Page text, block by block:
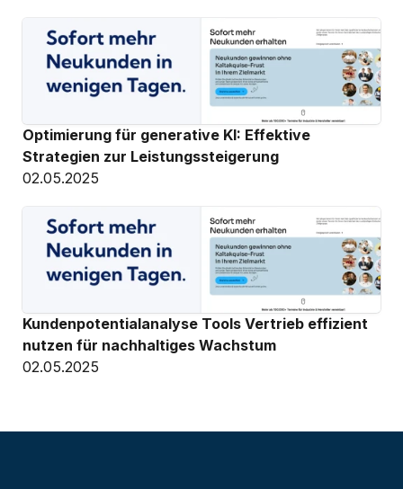
Optimierung für generative KI: Effektive
Strategien zur Leistungssteigerung
02.05.2025
Kundenpotentialanalyse Tools Vertrieb effizient
nutzen für nachhaltiges Wachstum
02.05.2025